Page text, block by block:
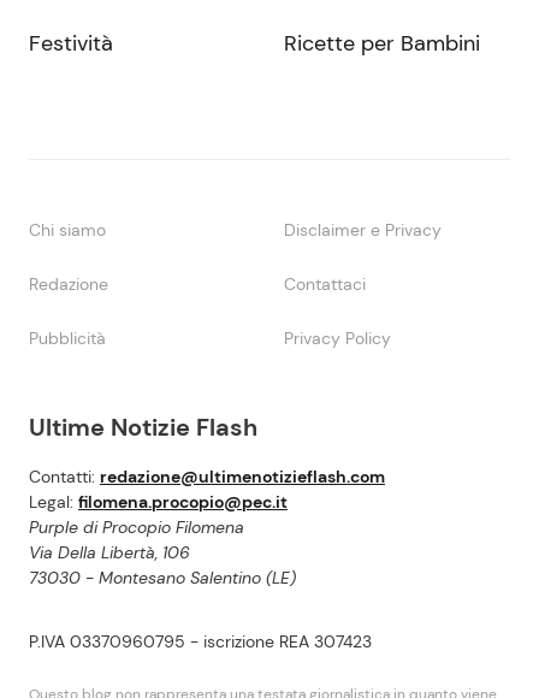
Ultime Notizie Flash
Contatti: redazione@ultimenotizieflash.com
Legal: filomena.procopio@pec.it
Purple di Procopio Filomena
Via Della Libertà, 106
73030 - Montesano Salentino (LE)
P.IVA 03370960795 - iscrizione REA 307423
Festività Ricette per Bambini
Chi siamo Disclaimer e Privacy
Redazione Contattaci
Pubblicità Privacy Policy